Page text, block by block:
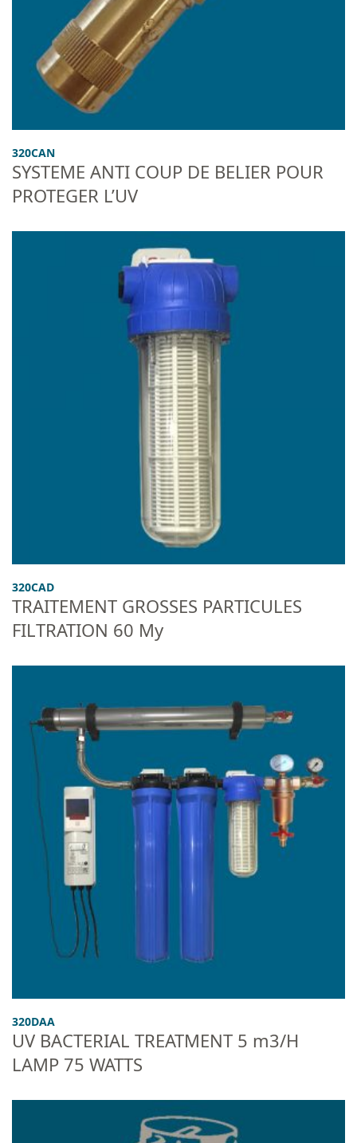
320CAN
SYSTEME ANTI COUP DE BELIER POUR
PROTEGER L’UV
320CAD
TRAITEMENT GROSSES PARTICULES
FILTRATION 60 My
320DAA
UV BACTERIAL TREATMENT 5 m3/H
LAMP 75 WATTS